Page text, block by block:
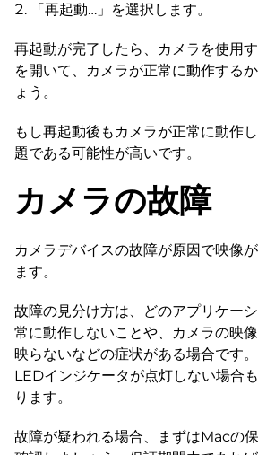
「再起動…」を選択します。
再起動が完了したら、カメラを使用
を開いて、カメラが正常に動作する
ょう。
もし再起動後もカメラが正常に動作
題である可能性が高いです。
カメラの故障
カメラデバイスの故障が原因で映像
ます。
故障の見分け方は、どのアプリケー
常に動作しないことや、カメラの映
映らないなどの症状がある場合です
LEDインジケータが点灯しない場合
ります。
故障が疑われる場合、まずはMacの